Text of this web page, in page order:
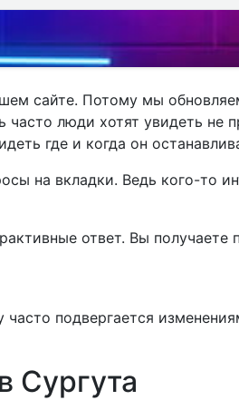
сайте. Потому мы
люди хотят увидеть не
где и когда он
на вкладки. Ведь кого-то
ответ. Вы
подвергается
Сургута